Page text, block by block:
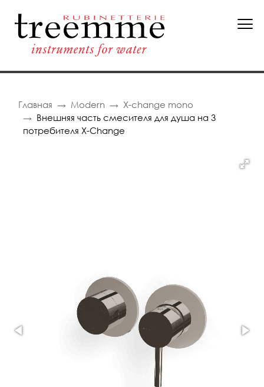
Главная Modern
X-change mono
Внешняя часть смесителя для душа на 3
потребителя X-Change